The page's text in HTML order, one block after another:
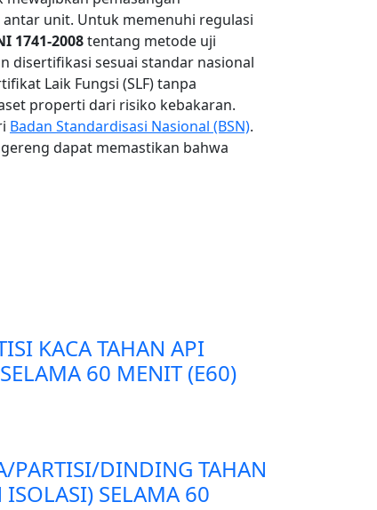
unit. Untuk memenuhi regulasi
1741-2008tentang metode uji
disertifikasi sesuai standar nasional
Laik Fungsi (SLF) tanpa
properti dari risiko kebakaran.
Badan Standardisasi Nasional (BSN).
dapat memastikan bahwa
KACA TAHAN API
60 MENIT (E60)
PARTISI/DINDING TAHAN
SELAMA 60